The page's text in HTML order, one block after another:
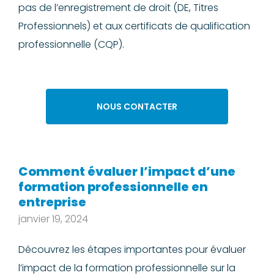
pas de l’enregistrement de droit (DE, Titres
Professionnels) et aux certificats de qualification
professionnelle (CQP).
NOUS CONTACTER
Comment évaluer l’impact d’une
formation professionnelle en
entreprise
janvier 19, 2024
Découvrez les étapes importantes pour évaluer
l’impact de la formation professionnelle sur la